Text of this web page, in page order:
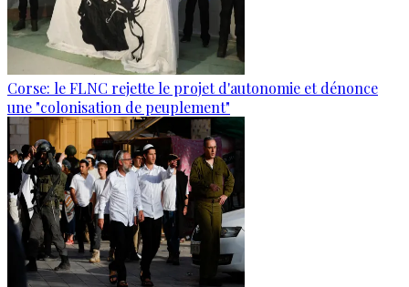
Corse: le FLNC rejette le projet d'autonomie et dénonce
une "colonisation de peuplement"